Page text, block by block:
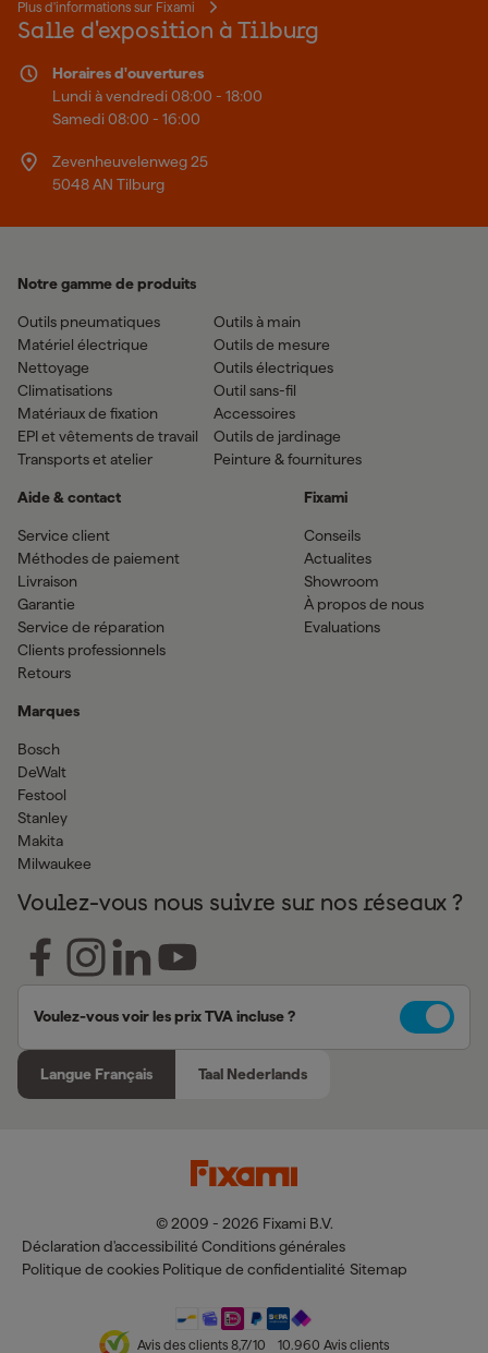
Plus d'informations sur Fixami
Salle d'exposition à Tilburg
Horaires d'ouvertures
Lundi à vendredi 08:00 - 18:00
Samedi 08:00 - 16:00
Zevenheuvelenweg 25
5048 AN Tilburg
Notre gamme de produits
Outils pneumatiques
Matériel électrique
Nettoyage
Climatisations
Matériaux de fixation
EPI et vêtements de travail
Transports et atelier
Outils à main
Outils de mesure
Outils électriques
Outil sans-fil
Accessoires
Outils de jardinage
Peinture & fournitures
Aide & contact
Service client
Méthodes de paiement
Livraison
Garantie
Service de réparation
Clients professionnels
Retours
Marques
Bosch
DeWalt
Festool
Stanley
Makita
Milwaukee
Fixami
Conseils
Actualites
Showroom
À propos de nous
Evaluations
Voulez-vous nous suivre sur nos réseaux ?
Voulez-vous voir les prix TVA incluse ?
Langue Français Taal Nederlands
© 2009 - 2026 Fixami B.V.
Déclaration d'accessibilité Conditions générales
Politique de cookies Politique de confidentialité Sitemap
Avis des clients 8,7/10 10.960 Avis clients